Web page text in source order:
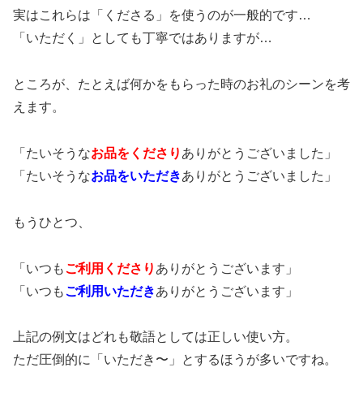
実はこれらは「くださる」を使うのが一般的です…
「いただく」としても丁寧ではありますが…
ところが、たとえば何かをもらった時のお礼のシーンを考
えます。
「たいそうなお品をくださり ありがとうございました」
「たいそうなお品をいただきありがとうございました」
もうひとつ、
「いつもご利用 くださり ありがとうございます」
「いつもご利用 いただきありがとうございます」
上記の例文はどれも敬語としては正しい使い方。
ただ圧倒的に「いただき〜」とするほうが多いですね。